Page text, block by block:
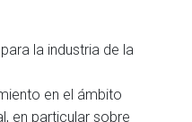
la industria de la
en el ámbito
en particular sobre